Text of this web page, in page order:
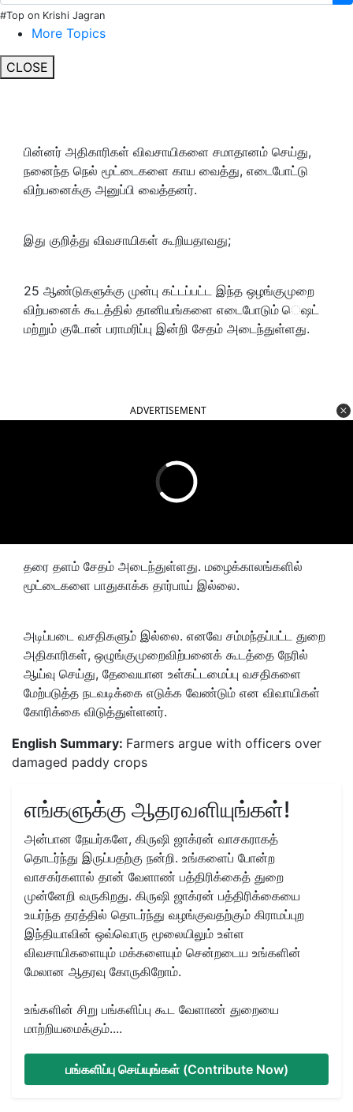
#Top on Krishi Jagran
More Topics
CLOSE
பின்னர் அதிகாரிகள் விவசாயிகளை சமாதானம் செய்து,
நனைந்த நெல் மூட்டைகளை காய வைத்து, எடைபோட்டு
விற்பனைக்கு அனுப்பி வைத்தனர்.
இது குறித்து விவசாயிகள் கூறியதாவது;
25 ஆண்டுகளுக்கு முன்பு கட்டப்பட்ட இந்த ஒழங்குமுறை
விற்பனைக் கூடத்தில் தானியங்களை எடைபோடும் ெஷட்
மற்றும் குடோன் பராமரிப்பு இன்றி சேதம் அடைந்துள்ளது.
ADVERTISEMENT
தரை தளம் சேதம் அடைந்துள்ளது. மழைக்காலங்களில்
மூட்டைகளை பாதுகாக்க தார்பாய் இல்லை.
அடிப்படை வசதிகளும் இல்லை. எனவே சம்மந்தப்பட்ட துறை
அதிகாரிகள், ஒழுங்குமுறைவிற்பனைக் கூடத்தை நேரில்
ஆய்வு செய்து, தேவையான உள்கட்டமைப்பு வசதிகளை
மேற்படுத்த நடவடிக்கை எடுக்க வேண்டும் என விவாயிகள்
கோரிக்கை விடுத்துள்ளனர்.
English Summary: Farmers argue with officers over
damaged paddy crops
எங்களுக்கு ஆதரவளியுங்கள்!
அன்பான நேயர்களே, கிருஷி ஜாக்ரன் வாசகராகத்
தொடர்ந்து இருப்பதற்கு நன்றி. உங்களைப் போன்ற
வாசகர்களால் தான் வேளாண் பத்திரிக்கைத் துறை
முன்னேறி வருகிறது. கிருஷி ஜாக்ரன் பத்திரிக்கையை
உயர்ந்த தரத்தில் தொடர்ந்து வழங்குவதற்கும் கிராமப்புற
இந்தியாவின் ஒவ்வொரு மூலையிலும் உள்ள
விவசாயிகளையும் மக்களையும் சென்றடைய உங்களின்
மேலான ஆதரவு கோருகிறோம்.
உங்களின் சிறு பங்களிப்பு கூட வேளாண் துறையை
மாற்றியமைக்கும்....
பங்களிப்பு செய்யுங்கள் (Contribute Now)